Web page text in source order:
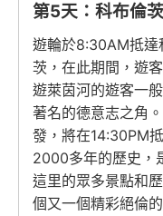
第5天：科布倫
遊輪於8:30AM抵達
茨，在此期間，遊
遊萊茵河的遊客一
著名的德意志之角
發，將在14:30PM
2000多年的歷史，
這里的眾多景點和
個又一個精彩絕倫